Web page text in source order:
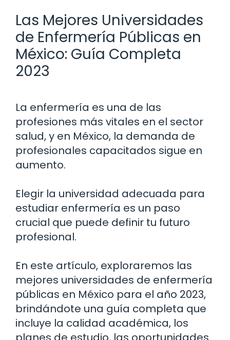
Las Mejores Universidades
de Enfermería Públicas en
México: Guía Completa
2023
La enfermería es una de las
profesiones más vitales en el sector
salud, y en México, la demanda de
profesionales capacitados sigue en
aumento.
Elegir la universidad adecuada para
estudiar enfermería es un paso
crucial que puede definir tu futuro
profesional.
En este artículo, exploraremos las
mejores universidades de enfermería
públicas en México para el año 2023,
brindándote una guía completa que
incluye la calidad académica, los